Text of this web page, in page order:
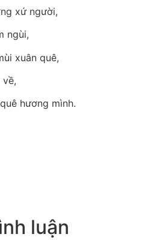
xứ người,
ngùi,
xuân quê,
hương mình.
luận